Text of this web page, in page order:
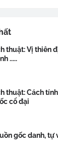
thuật: Vị thiên
.....
thuật: Cách
cổ đại
gốc danh, tự